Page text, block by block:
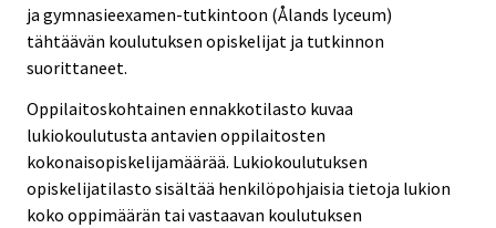
ja gymnasieexamen-tutkintoon (Ålands lyceum)
tähtäävän koulutuksen opiskelijat ja tutkinnon
suorittaneet.
Oppilaitoskohtainen ennakkotilasto kuvaa
lukiokoulutusta antavien oppilaitosten
kokonaisopiskelijamäärää. Lukiokoulutuksen
opiskelijatilasto sisältää henkilöpohjaisia tietoja lukion
koko oppimäärän tai vastaavan koulutuksen